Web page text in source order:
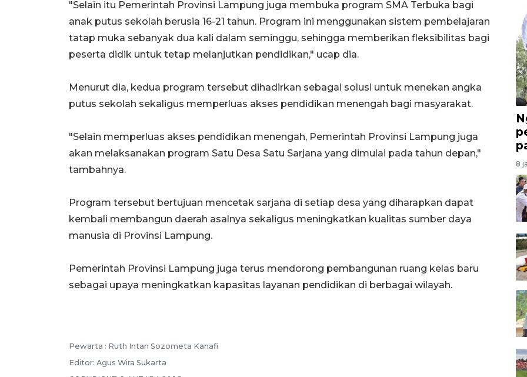
"Selain itu Pemerintah Provinsi Lampung juga membuka program SMA Terbuka bagi
anak putus sekolah berusia 16-21 tahun. Program ini menggunakan sistem pembelajaran
tatap muka sebanyak dua kali dalam seminggu, sehingga memberikan fleksibilitas bagi
peserta didik untuk tetap melanjutkan pendidikan," ucap dia.
Menurut dia, kedua program tersebut dihadirkan sebagai solusi untuk menekan angka
putus sekolah sekaligus memperluas akses pendidikan menengah bagi masyarakat.
"Selain memperluas akses pendidikan menengah, Pemerintah Provinsi Lampung juga
akan melaksanakan program Satu Desa Satu Sarjana yang dimulai pada tahun depan,"
tambahnya.
Program tersebut bertujuan mencetak sarjana di setiap desa yang diharapkan dapat
kembali membangun daerah asalnya sekaligus meningkatkan kualitas sumber daya
manusia di Provinsi Lampung.
Pemerintah Provinsi Lampung juga terus mendorong pembangunan ruang kelas baru
sebagai upaya meningkatkan kapasitas layanan pendidikan di berbagai wilayah.
Pewarta : Ruth Intan Sozometa Kanafi
Editor: Agus Wira Sukarta
8